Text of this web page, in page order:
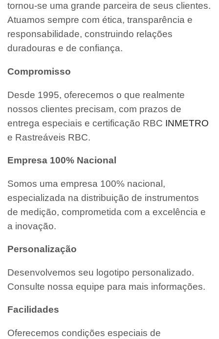
tornou-se uma grande parceira de seus clientes.
Atuamos sempre com ética, transparência e
responsabilidade, construindo relações
duradouras e de confiança.
Compromisso
Desde 1995, oferecemos o que realmente
nossos clientes precisam, com prazos de
entrega especiais e certificação RBC INMETRO
e Rastreáveis RBC.
Empresa 100% Nacional
Somos uma empresa 100% nacional,
especializada na distribuição de instrumentos
de medição, comprometida com a excelência e
a inovação.
Personalização
Desenvolvemos seu logotipo personalizado.
Consulte nossa equipe para mais informações.
Facilidades
Oferecemos condições especiais de